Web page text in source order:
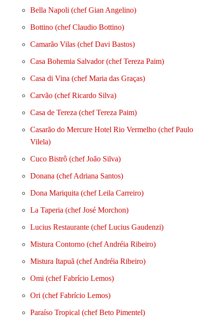
Bella Napoli (chef Gian Angelino)
Bottino (chef Claudio Bottino)
Camarão Vilas (chef Davi Bastos)
Casa Bohemia Salvador (chef Tereza Paim)
Casa di Vina (chef Maria das Graças)
Carvão (chef Ricardo Silva)
Casa de Tereza (chef Tereza Paim)
Casarão do Mercure Hotel Rio Vermelho (chef Paulo
Vilela)
Cuco Bistrô (chef João Silva)
Donana (chef Adriana Santos)
Dona Mariquita (chef Leila Carreiro)
La Taperia (chef José Morchon)
Lucius Restaurante (chef Lucius Gaudenzi)
Mistura Contorno (chef Andréia Ribeiro)
Mistura Itapuã (chef Andréia Ribeiro)
Omi (chef Fabrício Lemos)
Ori (chef Fabrício Lemos)
Paraíso Tropical (chef Beto Pimentel)